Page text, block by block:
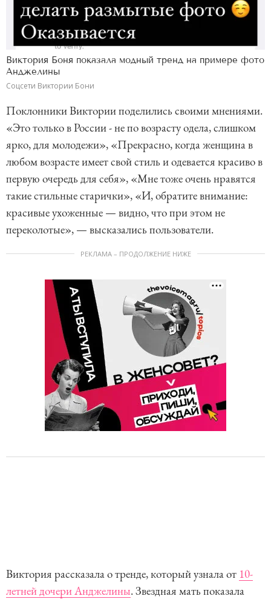
Виктория Боня показала модный тренд на примере фото
Анджелины
Соцсети Виктории Бони
Поклонники Виктории поделились своими мнениями.
«Это только в России - не по возрасту одела, слишком
ярко, для молодежи», «Прекрасно, когда женщина в
любом возрасте имеет свой стиль и одевается красиво в
первую очередь для себя», «Мне тоже очень нравятся
такие стильные старички», «И, обратите внимание:
красивые ухоженные — видно, что при этом не
переколотые», — высказались пользователи.
РЕКЛАМА – ПРОДОЛЖЕНИЕ НИЖЕ
Виктория рассказала о тренде, который узнала от 10-
летней дочери Анджелины. Звездная мать показала